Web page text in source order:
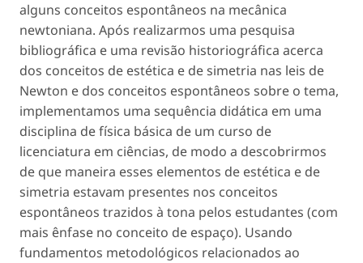
alguns conceitos espontâneos na mecânica
newtoniana. Após realizarmos uma pesquisa
bibliográfica e uma revisão historiográfica acerca
dos conceitos de estética e de simetria nas leis de
Newton e dos conceitos espontâneos sobre o tema,
implementamos uma sequência didática em uma
disciplina de física básica de um curso de
licenciatura em ciências, de modo a descobrirmos
de que maneira esses elementos de estética e de
simetria estavam presentes nos conceitos
espontâneos trazidos à tona pelos estudantes (com
mais ênfase no conceito de espaço). Usando
fundamentos metodológicos relacionados ao